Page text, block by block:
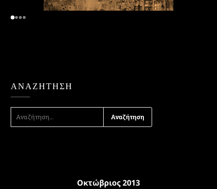
ΑΝΑΖΉΤΗΣΗ
ΑΝΑΖΉΤΗΣΗ
ΓΙΑ:
Οκτώβριος 2013